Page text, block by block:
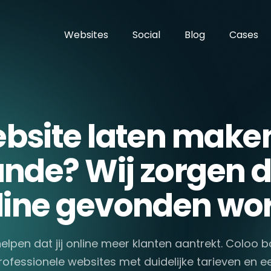
Websites
Social Blog Cases
laten
Wij zorgen
gevonden
dat jij online meer klanten aantrekt. Coloo
websites met duidelijke tarieven en